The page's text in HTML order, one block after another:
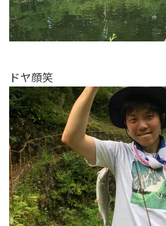
ドヤ顔笑